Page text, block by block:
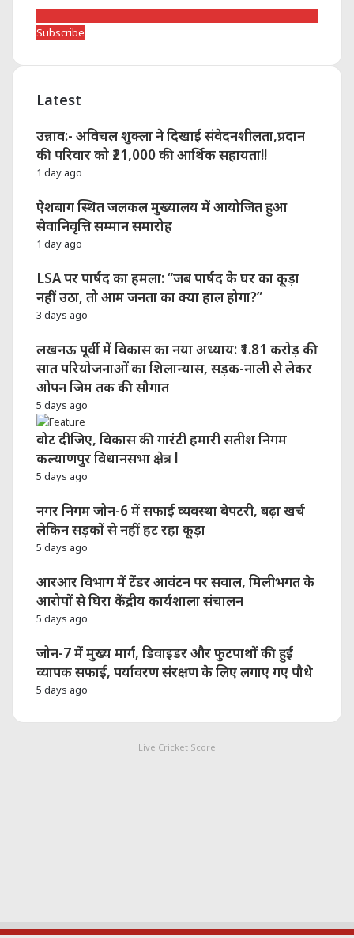
Subscribe
Latest
उन्नाव:- अविचल शुक्ला ने दिखाई संवेदनशीलता,प्रदान
की परिवार को ₹21,000 की आर्थिक सहायता!!
1 day ago
ऐशबाग स्थित जलकल मुख्यालय में आयोजित हुआ
सेवानिवृत्ति सम्मान समारोह
1 day ago
LSA पर पार्षद का हमला: “जब पार्षद के घर का कूड़ा
नहीं उठा, तो आम जनता का क्या हाल होगा?”
3 days ago
लखनऊ पूर्वी में विकास का नया अध्याय: ₹1.81 करोड़ की
सात परियोजनाओं का शिलान्यास, सड़क-नाली से लेकर
ओपन जिम तक की सौगात
5 days ago
वोट दीजिए, विकास की गारंटी हमारी सतीश निगम
कल्याणपुर विधानसभा क्षेत्र l
5 days ago
नगर निगम जोन-6 में सफाई व्यवस्था बेपटरी, बढ़ा खर्च
लेकिन सड़कों से नहीं हट रहा कूड़ा
5 days ago
आरआर विभाग में टेंडर आवंटन पर सवाल, मिलीभगत के
आरोपों से घिरा केंद्रीय कार्यशाला संचालन
5 days ago
जोन-7 में मुख्य मार्ग, डिवाइडर और फुटपाथों की हुई
व्यापक सफाई, पर्यावरण संरक्षण के लिए लगाए गए पौधे
5 days ago
Live Cricket Score